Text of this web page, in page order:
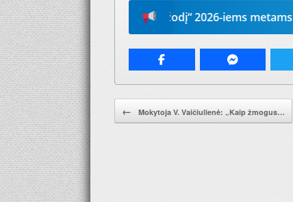
Prenumeruokite „Mūsų žodį“ 2026-iems metams.
Pranešimo navigacija.
← Mokytoja V. Vaičiulienė: „Kaip žmogus…